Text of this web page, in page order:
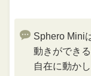
Sphero Mini
動きができ
自在に動か